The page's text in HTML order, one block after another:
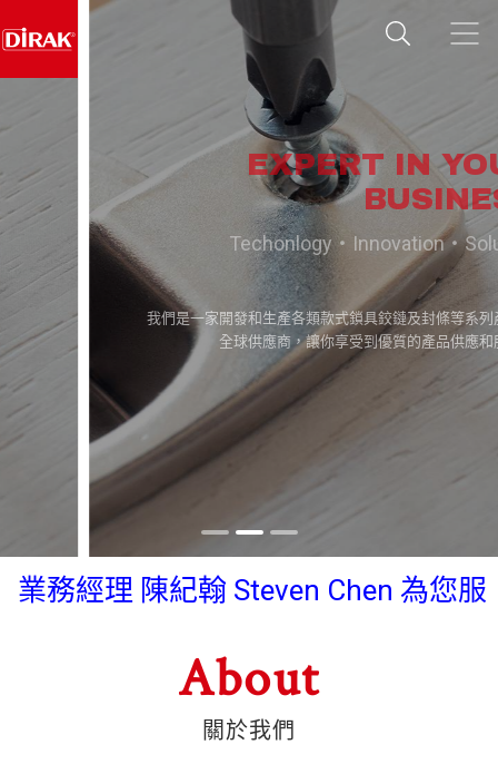
EXPERT IN YOUR
BUSINESS
Techonlogy・Innovation・Solution
我們是一家開發和生產各類款式鎖具鉸鏈及封條等系列產品之
全球供應商，讓你享受到優質的產品供應和服務。
業務經理 陳紀翰 Steven Chen 為您服
業務經理 陳紀翰 Steven Chen 為您服
務~~~ Line ID: 0933837082 Wechat:
About
關於我們